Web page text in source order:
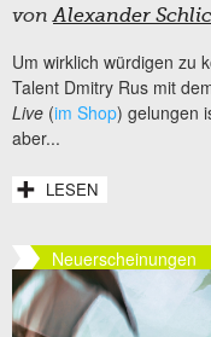
vonAlexander
Um wirklich würdigen zu
Talent Dmitry Rus mit
Live (im Shop) gelungen
aber...
LESEN
Neuerscheinungen